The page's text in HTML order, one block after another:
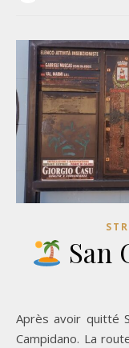
San
Après avoir quitté Serramanna, nous roulons à travers le
Campidano. La